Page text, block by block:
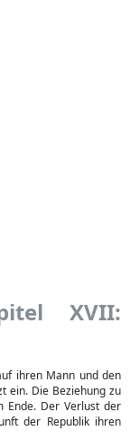
XVII:
ihren Mann und den
ein. Die Beziehung zu
Ende. Der Verlust der
der Republik ihren